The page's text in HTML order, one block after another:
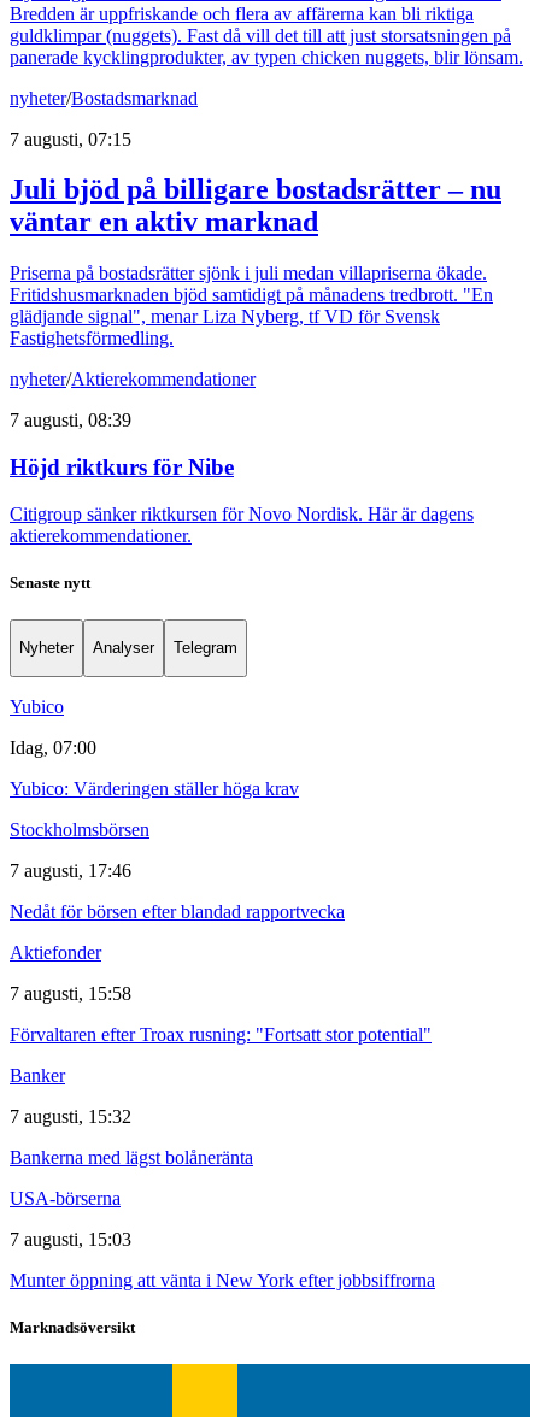
Bredden är uppfriskande och flera av affärerna kan bli riktiga
guldklimpar (nuggets). Fast då vill det till att just storsatsningen på
panerade kycklingprodukter, av typen chicken nuggets, blir lönsam.
nyheter/Bostadsmarknad
7 augusti, 07:15
Juli bjöd på billigare bostadsrätter – nu
väntar en aktiv marknad
Priserna på bostadsrätter sjönk i juli medan villapriserna ökade.
Fritidshusmarknaden bjöd samtidigt på månadens tredbrott. "En
glädjande signal", menar Liza Nyberg, tf VD för Svensk
Fastighetsförmedling.
nyheter/Aktierekommendationer
7 augusti, 08:39
Höjd riktkurs för Nibe
Citigroup sänker riktkursen för Novo Nordisk. Här är dagens
aktierekommendationer.
Senaste nytt
Nyheter Analyser Telegram
Yubico
Idag, 07:00
Yubico: Värderingen ställer höga krav
Stockholmsbörsen
7 augusti, 17:46
Nedåt för börsen efter blandad rapportvecka
Aktiefonder
7 augusti, 15:58
Förvaltaren efter Troax rusning: "Fortsatt stor potential"
Banker
7 augusti, 15:32
Bankerna med lägst bolåneränta
USA-börserna
7 augusti, 15:03
Munter öppning att vänta i New York efter jobbsiffrorna
Marknadsöversikt